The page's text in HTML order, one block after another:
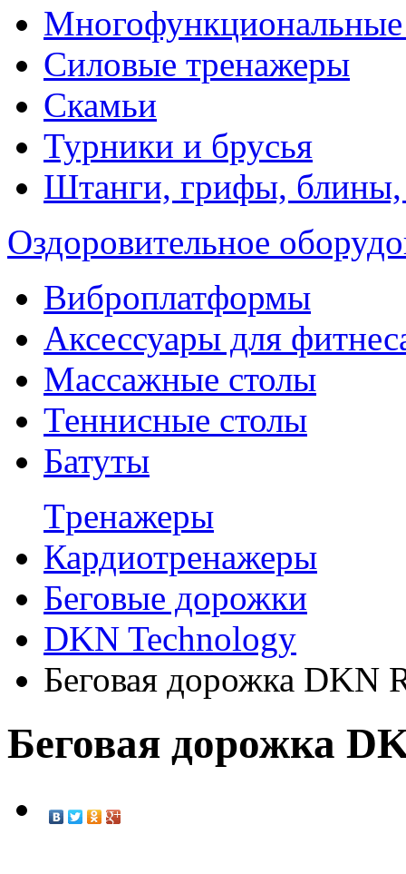
Силовые тренажеры
Скамьи
Турники и брусья
Штанги, грифы, блины,
Оздоровительное
Виброплатформы
Аксессуары для
Массажные столы
Теннисные столы
Батуты
Tренажеры
Кардиотренажеры
Беговые дорожки
DKN Technology
Беговая дорожка DKN
Беговая дорожка